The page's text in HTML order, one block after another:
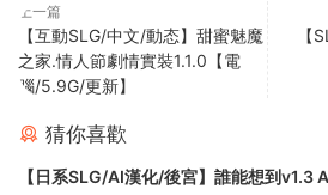
上一篇
【互動SLG/中文/動态】甜蜜魅魔
之家.情人節劇情實裝1.1.0【電
腦/5.9G/更新】
【
猜你喜歡
【日系SLG/AI漢化/後宮】誰能想到v1.3 AI漢化版【PC+安